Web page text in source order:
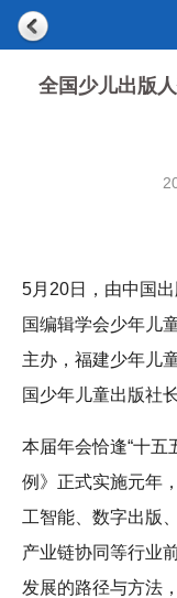
全国少儿出版
5月20日，由中国
国编辑学会少年儿
主办，福建少年儿
国少年儿童出版社
本届年会恰逢“十五
例》正式实施元年
工智能、数字出版
产业链协同等行业
发展的路径与方法